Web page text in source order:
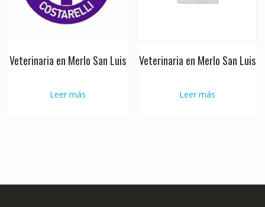
Veterinaria en Merlo San Luis
Leer más
Veterinaria en Merlo San Luis
Leer más